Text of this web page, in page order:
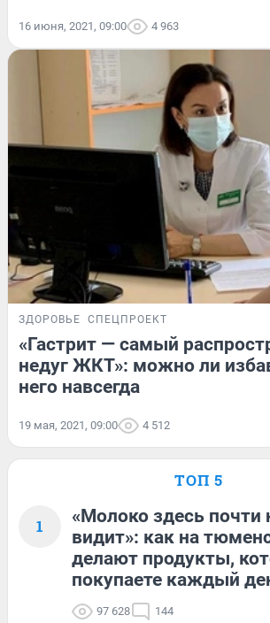
16 июня, 2021, 09:00 4 963
ЗДОРОВЬЕ СПЕЦПРОЕКТ
«Гастрит — самый
недуг ЖКТ»: можно ли
него навсегда
19 мая, 2021, 09:00 4 512
ТОП 5
1
«Молоко здесь почти
видит»: как на
делают продукты,
покупаете каждый
97 628 144